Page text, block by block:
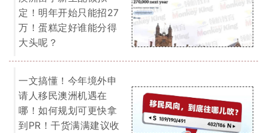
定！明年开始只能招27
万！蛋糕定好谁能分得
大头呢？
一文搞懂！今年境外申
请人移民澳洲机遇在
哪！如何规划可更快拿
到PR！干货满满建议收